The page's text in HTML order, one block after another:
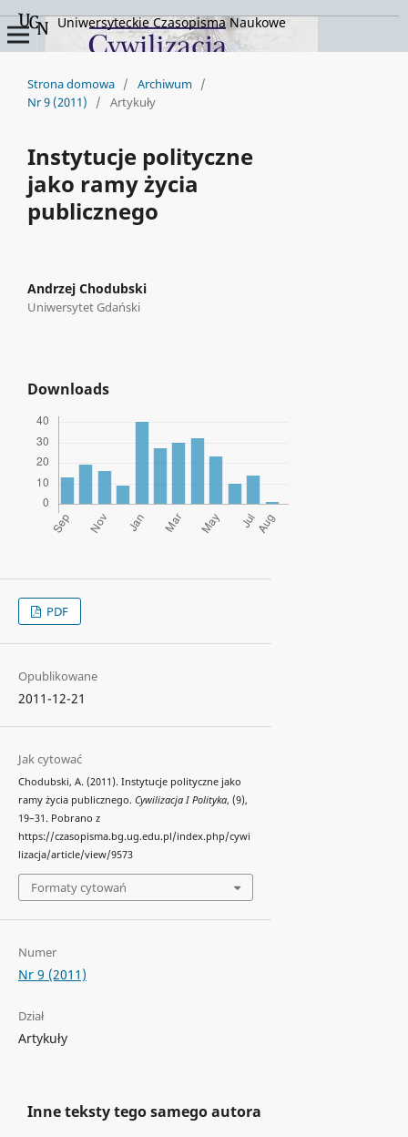
Uniwersyteckie Czasopisma Naukowe
Strona domowa / Archiwum /
Nr 9 (2011)
/ Artykuły
Instytucje polityczne
jako ramy życia
publicznego
Andrzej Chodubski
Uniwersytet Gdański
Downloads
PDF
Opublikowane
2011-12-21
Jak cytować
Chodubski, A. (2011). Instytucje polityczne jako
ramy życia publicznego. Cywilizacja I Polityka, (9),
19–31. Pobrano z
https://czasopisma.bg.ug.edu.pl/index.php/cywi
lizacja/article/view/9573
Formaty cytowań
Numer
Nr 9 (2011)
Dział
Artykuły
Inne teksty tego samego autora